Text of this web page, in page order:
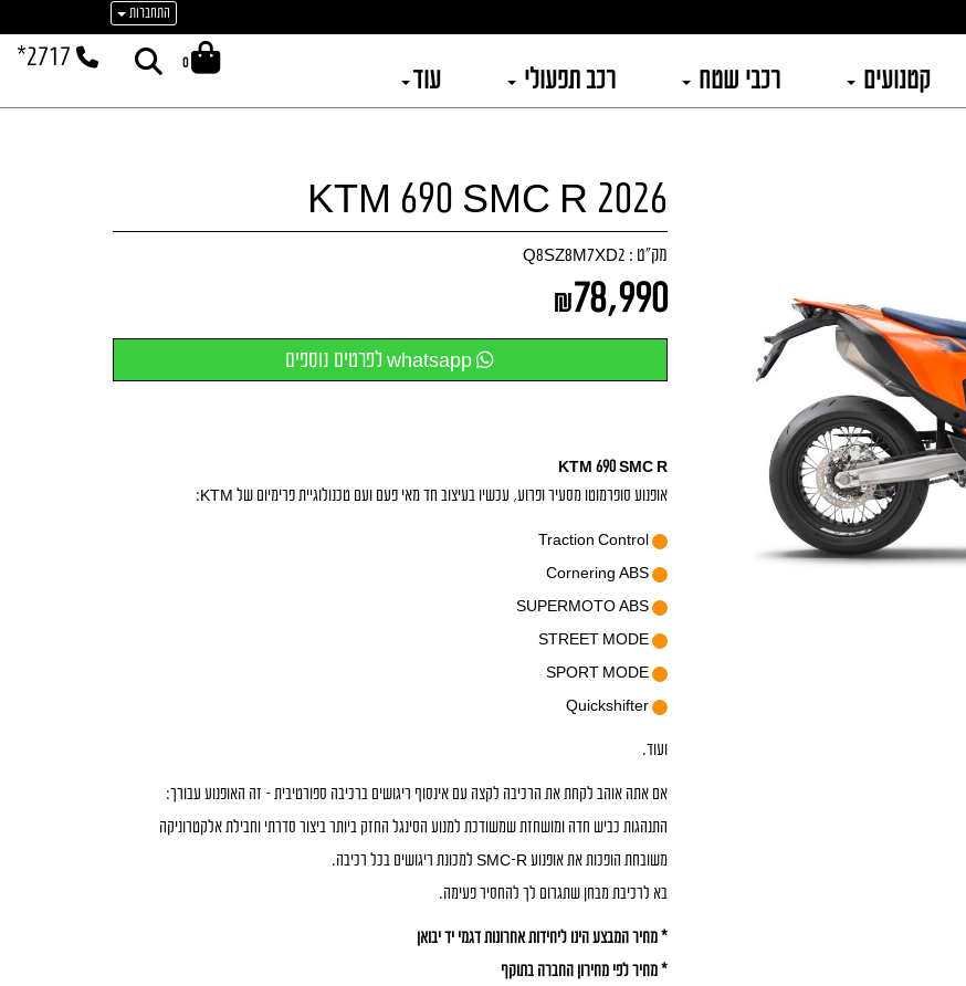
התחברות
קטנועים רכבי שטח רכב תפעולי עוד
0
*2717
2026 KTM 690 SMC R
מק"ט : Q8SZ8M7XD2
₪78,990
whatsapp לפרטים נוספים
KTM 690 SMC R
אופנוע סופרמוטו מסעיר ופרוע, עכשיו בעיצוב חד מאי פעם ועם טכנולוגיית פרימיום של KTM:
Traction Control
Cornering ABS
SUPERMOTO ABS
STREET MODE
SPORT MODE
Quickshifter
ועוד.
אם אתה אוהב לקחת את הרכיבה לקצה עם אינסוף ריגושים ברכיבה ספורטיבית – זה האופנוע עבורך:
התנהגות כביש חדה ומושחזת שמשודכת למנוע הסינגל החזק ביותר ביצור סדרתי וחבילת אלקטרוניקה
משובחת הופכות את אופנוע SMC-R למכונת ריגושים בכל רכיבה.
בא לרכיבת מבחן שתגרום לך להחסיר פעימה.
* מחיר המבצע הינו ליחידות אחרונות דגמי יד יבואן
* מחיר לפי מחירון החברה בתוקף